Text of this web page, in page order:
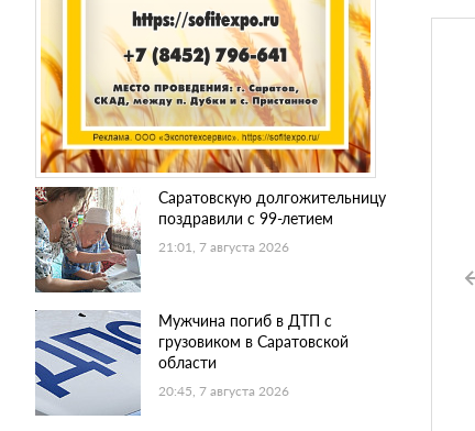
Саратовскую долгожительницу
поздравили с 99-летием
21:01, 7 августа 2026
Мужчина погиб в ДТП с
грузовиком в Саратовской
области
20:45, 7 августа 2026